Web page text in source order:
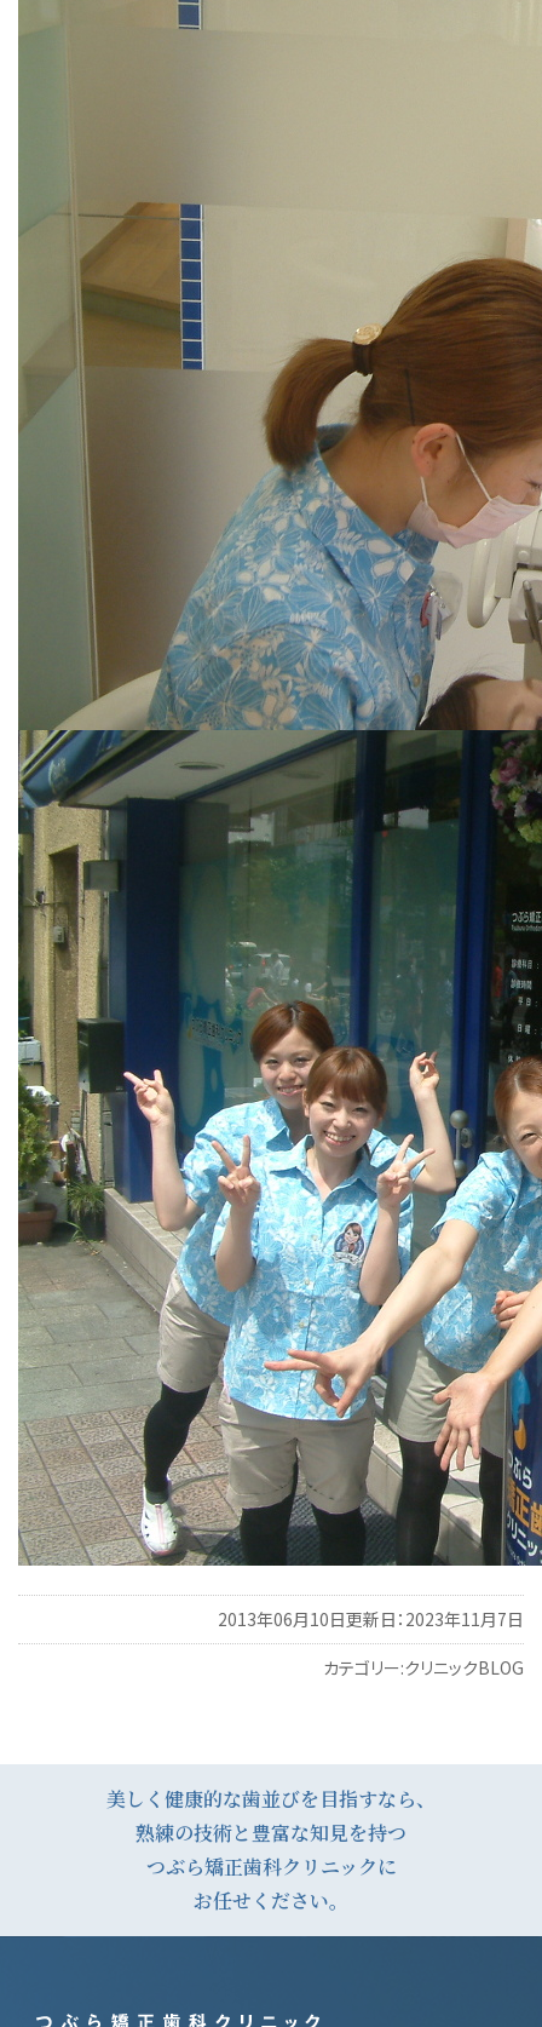
2013年06月10日更新日：2023年11月7日
カテゴリー:クリニックBLOG
稿
ー
ョ
美しく健康的な歯並びを目指すなら、
熟練の技術と豊富な知見を持つ
つぶら矯正歯科クリニックに
お任せください。